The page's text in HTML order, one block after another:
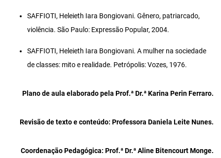
SAFFIOTI, Heleieth Iara Bongiovani. Gênero, patriarcado,
violência. São Paulo: Expressão Popular, 2004.
SAFFIOTI, Heleieth Iara Bongiovani. A mulher na sociedade
de classes: mito e realidade. Petrópolis: Vozes, 1976.
Plano de aula elaborado pela Prof.ª Dr.ª Karina Perin Ferraro.
Revisão de texto e conteúdo: Professora Daniela Leite Nunes.
Coordenação Pedagógica: Prof.ª Dr.ª Aline Bitencourt Monge.